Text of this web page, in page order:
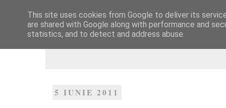
Dulcegarii culinare
5 IUNIE 2011
This site uses cookies from Google to deliver its
are shared with Google along with performance and
statistics, and to detect and address abuse.